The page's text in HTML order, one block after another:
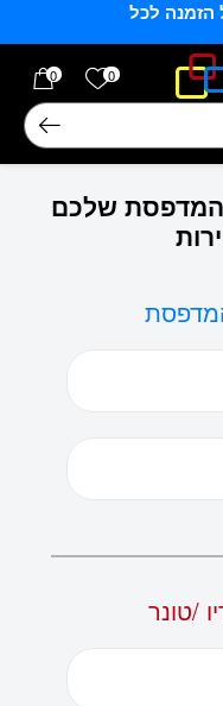
הזמנה לכל
0 הרשימה
0
המדפסת שלכם
/טונר